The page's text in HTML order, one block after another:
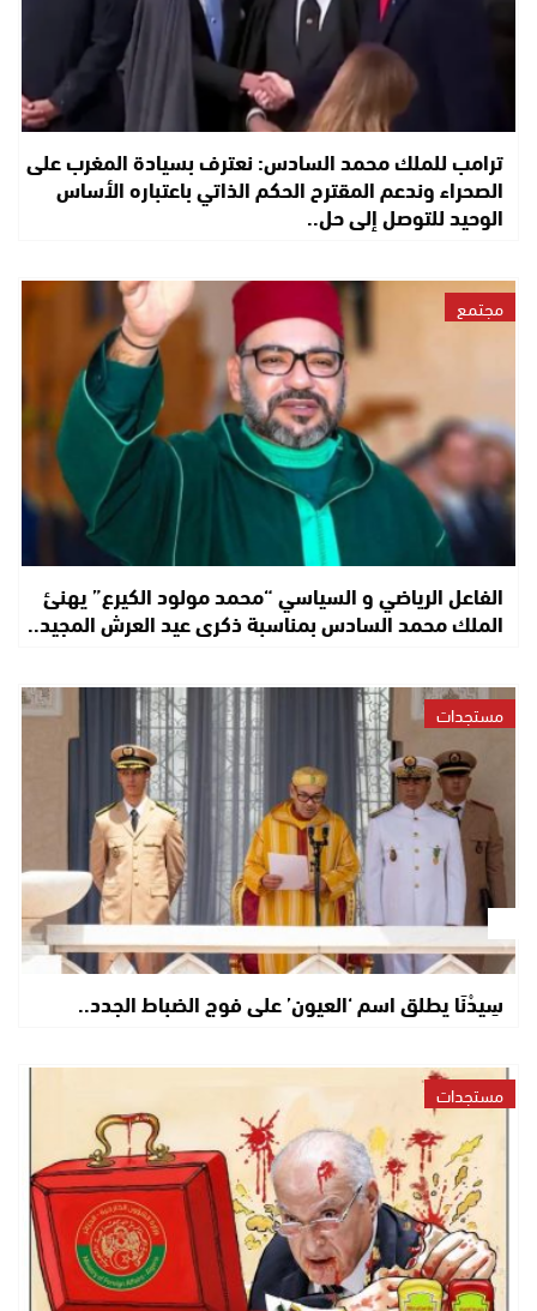
ترامب للملك محمد السادس: نعترف بسيادة المغرب على
الصحراء وندعم المقترح الحكم الذاتي باعتباره الأساس
الوحيد للتوصل إلى حل..
مجتمع
الفاعل الرياضي و السياسي “محمد مولود الكيرع” يهنئ
الملك محمد السادس بمناسبة ذكرى عيد العرش المجيد..
مستجدات
سِيدْنَا يطلق اسم ‘العيون’ على فوج الضباط الجدد..
مستجدات